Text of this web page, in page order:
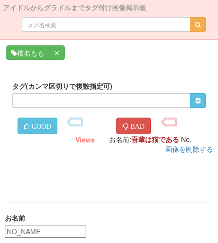
アイドルからグラドルまでタグ付け画像掲示板
椎名もも ✕
タグ(カンマ区切りで複数指定可)
GOOD BAD
Views お名前:吾輩は猫である No.
画像を削除する
お名前